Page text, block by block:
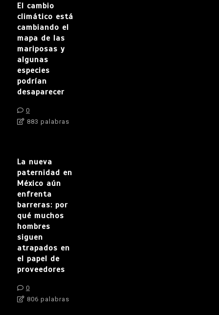
El cambio
climático está
cambiando el
mapa de las
mariposas y
algunas
especies
podrían
desaparecer
0
883 palabras
La nueva
paternidad en
México aún
enfrenta
barreras: por
qué muchos
hombres
siguen
atrapados en
el papel de
proveedores
0
806 palabras